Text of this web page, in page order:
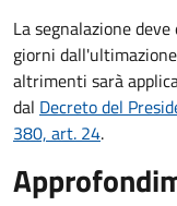
La segnalazione
giorni
altrimenti sarà
dal Decreto del
380, art. 24.